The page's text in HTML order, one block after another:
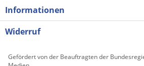
Informationen
Widerruf
Gefördert von der Beauftragten der